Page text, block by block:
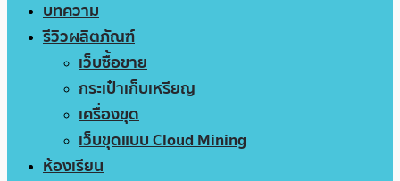
บทความ
รีวิวผลิตภัณฑ์
เว็บซื้อขาย
กระเป๋าเก็บเหรียญ
เครื่องขุด
เว็บขุดแบบ Cloud Mining
ห้องเรียน